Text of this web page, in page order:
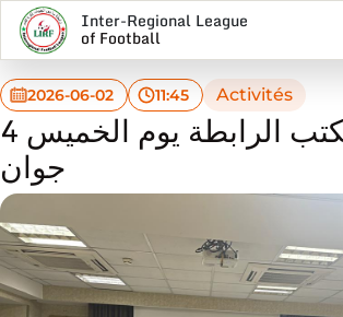
Inter-Regional League
of Football
2026-06-02 11:45 Activités
اجتماع مكتب الرابطة يوم الخميس 4
جوان